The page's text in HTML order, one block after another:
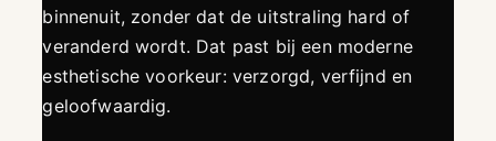
binnenuit, zonder dat de uitstraling hard of
veranderd wordt. Dat past bij een moderne
esthetische voorkeur: verzorgd, verfijnd en
geloofwaardig.